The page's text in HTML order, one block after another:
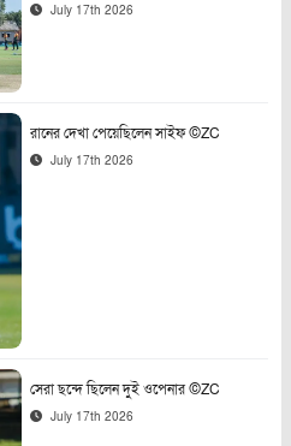
July 17th 2026
রানের দেখা পেয়েছিলেন সাইফ ©ZC
July 17th 2026
সেরা ছন্দে ছিলেন দুই ওপেনার ©ZC
July 17th 2026